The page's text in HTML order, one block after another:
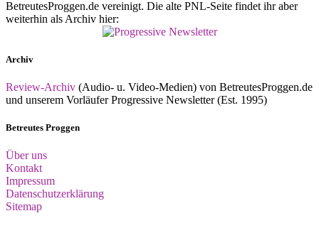
BetreutesProggen.de vereinigt. Die alte PNL-Seite findet ihr aber
weiterhin als Archiv hier:
Archiv
Review-Archiv (Audio- u. Video-Medien) von BetreutesProggen.de
und unserem Vorläufer Progressive Newsletter (Est. 1995)
Betreutes Proggen
Über uns
Kontakt
Impressum
Datenschutzerklärung
Sitemap